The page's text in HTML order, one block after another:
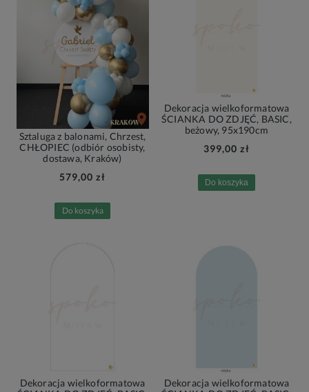
Sztaluga z balonami, Chrzest,
CHŁOPIEC (odbiór osobisty,
dostawa, Kraków)
579,00 zł
Do koszyka
Dekoracja wielkoformatowa
ŚCIANKA DO ZDJĘĆ, BASIC,
beżowy, 95x190cm
399,00 zł
Do koszyka
Dekoracja wielkoformatowa
Dekoracja wielkoformatowa